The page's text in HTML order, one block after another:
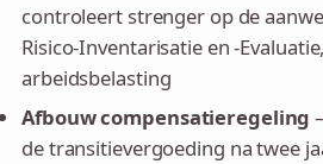
controleert strenger op de
Risico-Inventarisatie en -
arbeidsbelasting
Afbouw compensatieregeling
de transitievergoeding na twee